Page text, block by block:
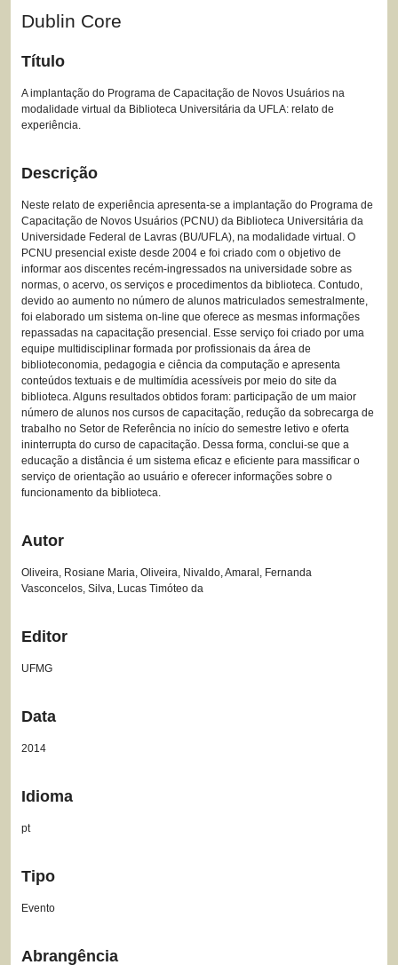
Dublin Core
Título
A implantação do Programa de Capacitação de Novos Usuários na
modalidade virtual da Biblioteca Universitária da UFLA: relato de
experiência.
Descrição
Neste relato de experiência apresenta-se a implantação do Programa de
Capacitação de Novos Usuários (PCNU) da Biblioteca Universitária da
Universidade Federal de Lavras (BU/UFLA), na modalidade virtual. O
PCNU presencial existe desde 2004 e foi criado com o objetivo de
informar aos discentes recém-ingressados na universidade sobre as
normas, o acervo, os serviços e procedimentos da biblioteca. Contudo,
devido ao aumento no número de alunos matriculados semestralmente,
foi elaborado um sistema on-line que oferece as mesmas informações
repassadas na capacitação presencial. Esse serviço foi criado por uma
equipe multidisciplinar formada por profissionais da área de
biblioteconomia, pedagogia e ciência da computação e apresenta
conteúdos textuais e de multimídia acessíveis por meio do site da
biblioteca. Alguns resultados obtidos foram: participação de um maior
número de alunos nos cursos de capacitação, redução da sobrecarga de
trabalho no Setor de Referência no início do semestre letivo e oferta
ininterrupta do curso de capacitação. Dessa forma, conclui-se que a
educação a distância é um sistema eficaz e eficiente para massificar o
serviço de orientação ao usuário e oferecer informações sobre o
funcionamento da biblioteca.
Autor
Oliveira, Rosiane Maria, Oliveira, Nivaldo, Amaral, Fernanda
Vasconcelos, Silva, Lucas Timóteo da
Editor
UFMG
Data
2014
Idioma
pt
Tipo
Evento
Abrangência